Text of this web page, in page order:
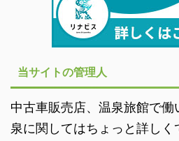
当サイトの管理人
中古車販売店、温泉旅館で働
泉に関してはちょっと詳し